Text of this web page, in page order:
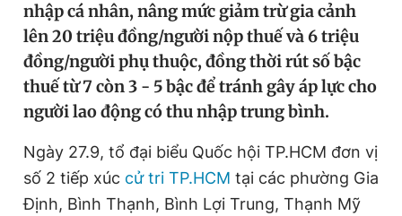
Video Magazine
Sản phẩm khác
Tiện ích Bạn cần biết
Thông tin tòa soạn Liên hệ quảng cáo
nhập cá nhân, nâng mức giảm trừ gia cảnh
lên 20 triệu đồng/người nộp thuế và 6 triệu
đồng/người phụ thuộc, đồng thời rút số bậc
thuế từ 7 còn 3 - 5 bậc để tránh gây áp lực cho
người lao động có thu nhập trung bình.
Ngày 27.9, tổ đại biểu Quốc hội TP.HCM đơn vị
số 2 tiếp xúc cử tri TP.HCM tại các phường Gia
Định, Bình Thạnh, Bình Lợi Trung, Thạnh Mỹ